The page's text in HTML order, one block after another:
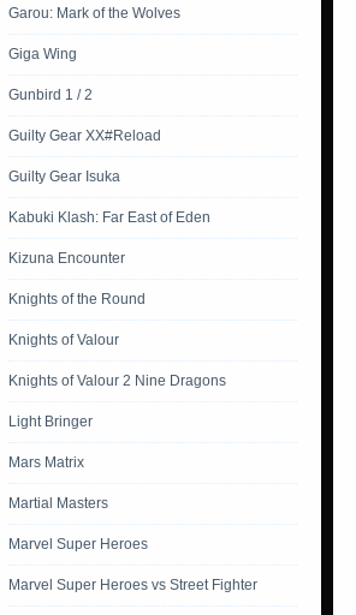
Garou: Mark of the Wolves
Giga Wing
Gunbird 1 / 2
Guilty Gear XX#Reload
Guilty Gear Isuka
Kabuki Klash: Far East of Eden
Kizuna Encounter
Knights of the Round
Knights of Valour
Knights of Valour 2 Nine Dragons
Light Bringer
Mars Matrix
Martial Masters
Marvel Super Heroes
Marvel Super Heroes vs Street Fighter